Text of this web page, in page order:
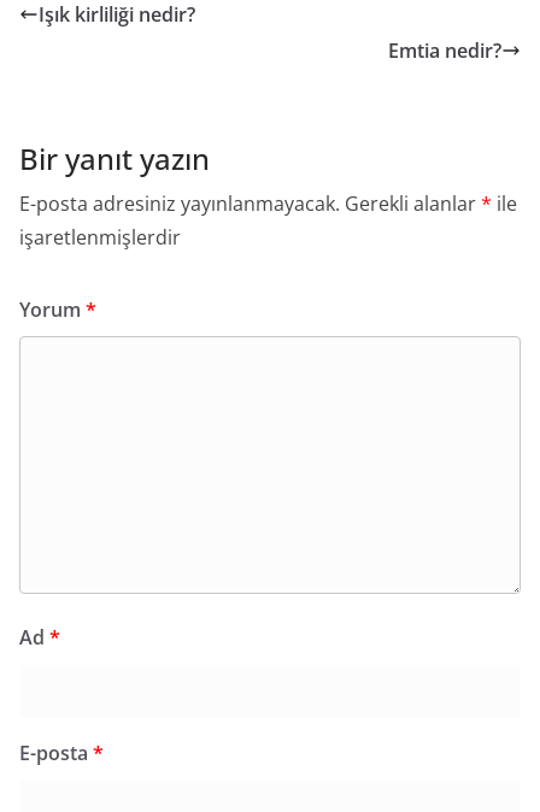
Işık kirliliği nedir?
Emtia nedir?
Bir yanıt yazın
E-posta adresiniz yayınlanmayacak. Gerekli alanlar* ile
işaretlenmişlerdir
Yorum *
Ad *
E-posta *